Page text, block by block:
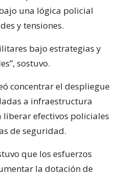
una lógica policial
y tensiones.
bajo estrategias y
sostuvo.
concentrar el despliegue
a infraestructura
efectivos policiales
de seguridad.
que los esfuerzos
la dotación de